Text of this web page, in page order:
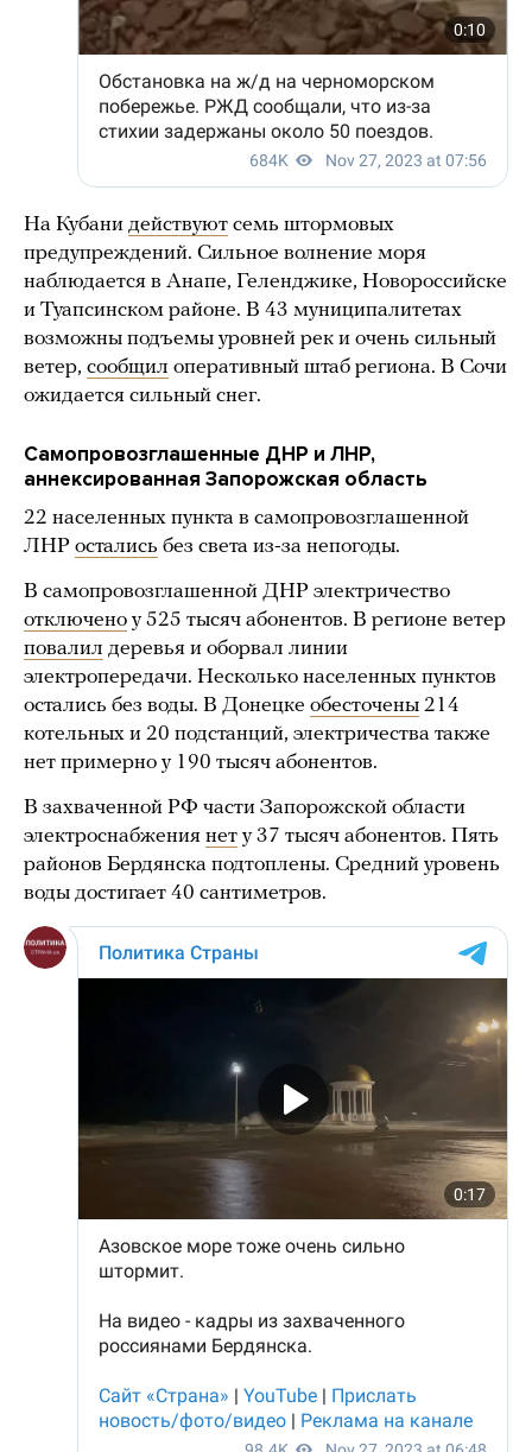
На Кубани действуют семь штормовых
предупреждений. Сильное волнение моря
наблюдается в Анапе, Геленджике, Новороссийске
и Туапсинском районе. В 43 муниципалитетах
возможны подъемы уровней рек и очень сильный
ветер, сообщил оперативный штаб региона. В Сочи
ожидается сильный снег.
Самопровозглашенные ДНР и ЛНР,
аннексированная Запорожская область
22 населенных пункта в самопровозглашенной
ЛНР остались без света из-за непогоды.
В самопровозглашенной ДНР электричество
отключено у 525 тысяч абонентов. В регионе ветер
повалил деревья и оборвал линии
электропередачи. Несколько населенных пунктов
остались без воды. В Донецке обесточены 214
котельных и 20 подстанций, электричества также
нет примерно у 190 тысяч абонентов.
В захваченной РФ части Запорожской области
электроснабжения нет у 37 тысяч абонентов. Пять
районов Бердянска подтоплены. Средний уровень
воды достигает 40 сантиметров.